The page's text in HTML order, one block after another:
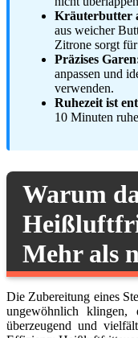
Kräuterbutter
aus weicher
Zitrone sorgt
Präzises
anpassen und
verwenden.
Ruhezeit ist
10 Minuten
Warum
Mehr als
Die Zubereitung eines
ungewöhnlich
überzeugend und